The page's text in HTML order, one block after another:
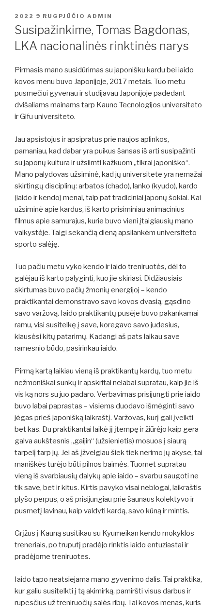
PASKELBTA
2022 9 RUGPJŪČIO ADMIN
Susipažinkime, Tomas Bagdonas,
LKA nacionalinės rinktinės narys
Pirmasis mano susidūrimas su japonišku kardu bei iaido
kovos menu buvo Japonijoje, 2017 metais. Tuo metu
pusmečiui gyvenau ir studijavau Japonijoje padedant
dvišaliams mainams tarp Kauno Tecnologijos universiteto
ir Gifu universiteto.
Jau apsistojus ir apsipratus prie naujos aplinkos,
pamaniau, kad dabar yra puikus šansas iš arti susipažinti
su japonų kultūra ir užsiimti kažkuom „tikrai japoniško“.
Mano palydovas užsiminė, kad jų universitete yra nemažai
skirtingų disciplinų: arbatos (chado), lanko (kyudo), kardo
(iaido ir kendo) menai, taip pat tradiciniai japonų šokiai. Kai
užsiminė apie kardus, iš karto prisiminiau animacinius
filmus apie samurajus, kurie buvo vieni įtaigiausių mano
vaikystėje. Taigi sekančią dieną apsilankėm universiteto
sporto salėję.
Tuo pačiu metu vyko kendo ir iaido treniruotės, dėl to
galėjau iš karto palyginti, kuo jie skiriasi. Didžiausiais
skirtumas buvo pačių žmonių energijoj – kendo
praktikantai demonstravo savo kovos dvasią, gąsdino
savo varžovą. Iaido praktikantų pusėje buvo pakankamai
ramu, visi susitelkę į save, koregavo savo judesius,
klausėsi kitų patarimų. Kadangi aš pats laikau save
ramesnio būdo, pasirinkau iaido.
Pirmą kartą laikiau vieną iš praktikantų kardų, tuo metu
nežmoniškai sunkų ir apskritai nelabai supratau, kaip jie iš
vis ką nors su juo padaro. Verbavimas prisijungti prie iaido
buvo labai paprastas – visiems duodavo išmėginti savo
jėgas prieš japonišką laikraštį. Varžovas, kurį gali įveikti
bet kas. Du praktikantai laikė jį įtempę ir žiūrėjo kaip gera
galva aukštesnis „gaijin“ (užsienietis) mosuos į siaurą
tarpelį tarp jų. Jei aš įžvelgiau šiek tiek nerimo jų akyse, tai
maniškės turėjo būti pilnos baimės. Tuomet supratau
vieną iš svarbiausių dalykų apie iaido – svarbu saugoti ne
tik save, bet ir kitus. Kirtis pavyko visai neblogai, laikraštis
plyšo perpus, o aš prisijungiau prie šaunaus kolektyvo ir
pusmetį lavinau, kaip valdyti kardą, savo kūną ir mintis.
Grįžus į Kauną susitikau su Kyumeikan kendo mokyklos
treneriais, po truputį pradėjo rinktis iaido entuziastai ir
pradėjome treniruotes.
Iaido tapo neatsiejama mano gyvenimo dalis. Tai praktika,
kur galiu susitelkti į tą akimirką, pamiršti visus darbus ir
rūpesčius už treniruočių salės ribų. Tai kovos menas, kuris